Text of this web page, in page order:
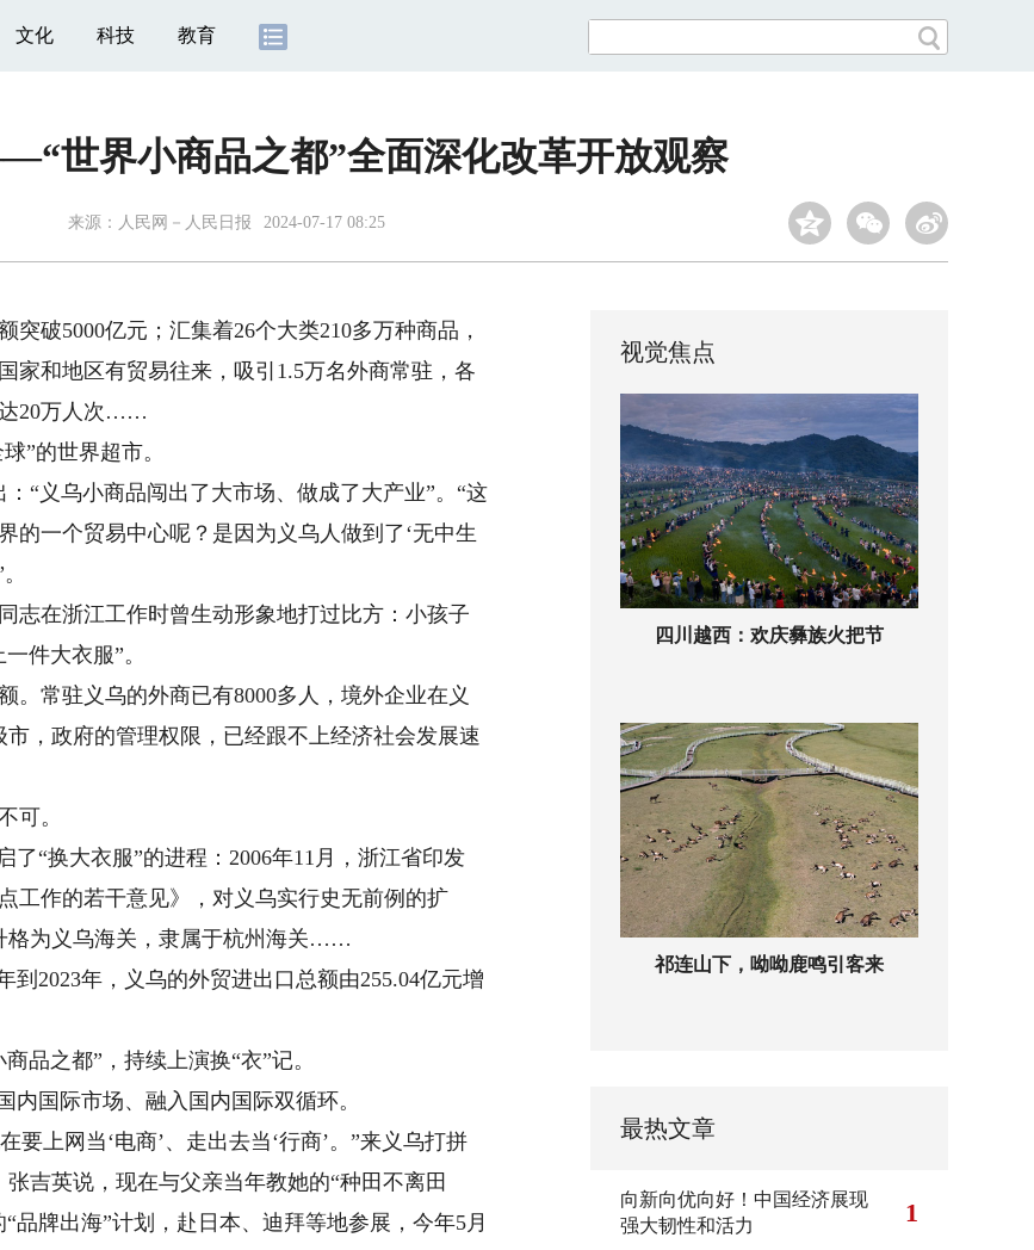
文化 科技 教育
世界小商品之都”全面深化改革开放观察
来源： 人民网－人民日报 2024-07-17 08:25
破5000亿元；汇集着26个大类210多万种商品，
家和地区有贸易往来，吸引1.5万名外商常驻，各
达20万人次……
”的世界超市。
义乌小商品闯出了大市场、做成了大产业”。“这
的一个贸易中心呢？是因为义乌人做到了‘无中生
在浙江工作时曾生动形象地打过比方：小孩子
件大衣服”。
常驻义乌的外商已有8000多人，境外企业在义
，政府的管理权限，已经跟不上经济社会发展速
可。
“换大衣服”的进程：2006年11月，浙江省印发
工作的若干意见》，对义乌实行史无前例的扩
格为义乌海关，隶属于杭州海关……
2023年，义乌的外贸进出口总额由255.04亿元增
之都”，持续上演换“衣”记。
国际市场、融入国内国际双循环。
上网当‘电商’、走出去当‘行商’。”来义乌打拼
吉英说，现在与父亲当年教她的“种田不离田
牌出海”计划，赴日本、迪拜等地参展，今年5月
视觉焦点
四川越西：欢庆彝族火把节
祁连山下，呦呦鹿鸣引客来
最热文章
向新向优向好！中国经济展现
强大韧性和活力
1